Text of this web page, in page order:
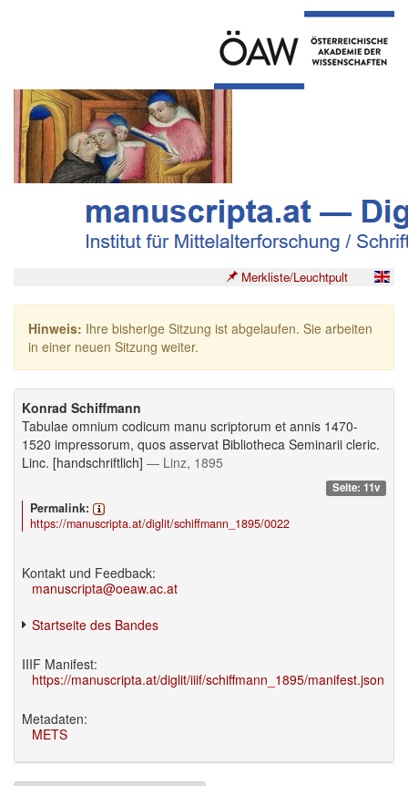
Merkliste/Leuchtpult
Hinweis: Ihre bisherige Sitzung ist abgelaufen. Sie arbeiten
in einer neuen Sitzung weiter.
Konrad Schiffmann
Tabulae omnium codicum manu scriptorum et annis 1470-
1520 impressorum, quos asservat Bibliotheca Seminarii cleric.
Linc. [handschriftlich] — Linz, 1895
Seite: 11v
Permalink:
https://manuscripta.at/diglit/schiffmann_1895/0022
Kontakt und Feedback:
manuscripta@oeaw.ac.at
Startseite des Bandes
IIIF Manifest:
https://manuscripta.at/diglit/iiif/schiffmann_1895/manifest.json
Metadaten:
METS